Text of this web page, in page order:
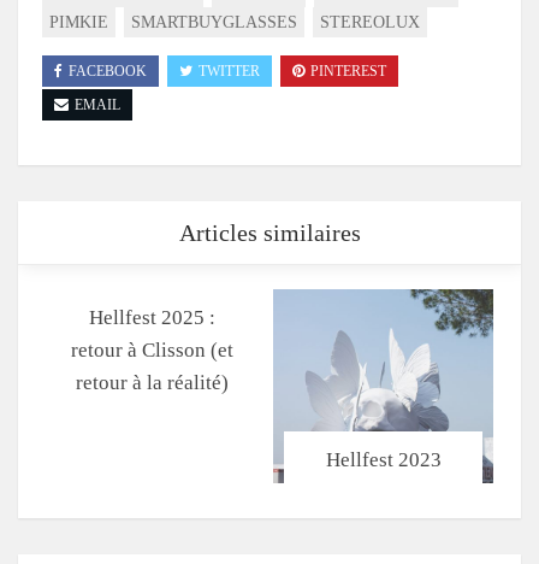
PIMKIE
SMARTBUYGLASSES STEREOLUX
FACEBOOK TWITTER
PINTEREST
EMAIL
Articles similaires
Hellfest 2025 :
retour à Clisson (et
retour à la réalité)
Hellfest 2023